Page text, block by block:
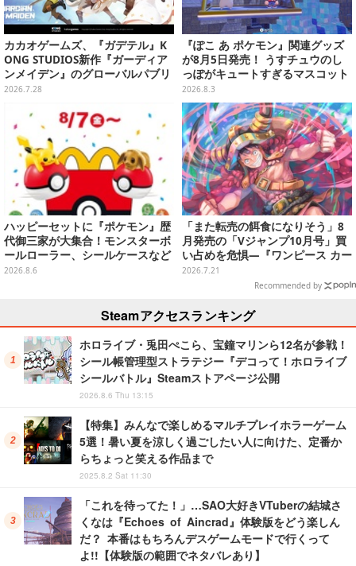
カカオゲームズ、『ガデテル』K
ONG STUDIOS新作『ガーディア
ンメイデン』のグローバルパブリ
ッシング契約を締結―2026年内リ
2026.7.28
『ぽこ あ ポケモン』関連グッズ
が8月5日発売！ うすチュウのし
っぽがキュートすぎるマスコット
など、まとめてご紹介
2026.8.3
ハッピーセットに『ポケモン』歴
代御三家が大集合！モンスターボ
ールローラー、シールケースなど
全12種
2026.8.6
「また転売の餌食になりそう」8
月発売の「Vジャンプ10月号」買
い占めを危惧―『ワンピース カー
ド』付録中止もやまぬ不安
2026.7.21
Recommended by
Steamアクセスランキング
ホロライブ・兎田ぺこら、宝鐘マリンら12名が参戦！
シール帳管理型ストラテジー『デコって！ホロライブ
シールバトル』Steamストアページ公開
2026.8.6 Thu 13:15
【特集】みんなで楽しめるマルチプレイホラーゲーム
5選！暑い夏を涼しく過ごしたい人に向けた、定番か
らちょっと笑える作品まで
2025.8.2 Sat 11:30
「これを待ってた！」…SAO大好きVTuberの結城さ
くなは『Echoes of Aincrad』体験版をどう楽しん
だ？ 本番はもちろんデスゲームモードで行くって
よ!!【体験版の範囲でネタバレあり】